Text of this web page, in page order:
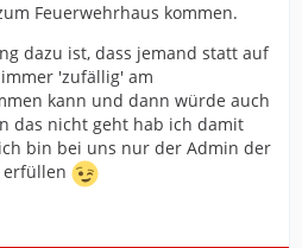
Feuerwehrhaus kommen.
dazu ist, dass jemand statt auf
'zufällig' am
kann und dann würde auch
das nicht geht hab ich damit
bin bei uns nur der Admin der
erfüllen